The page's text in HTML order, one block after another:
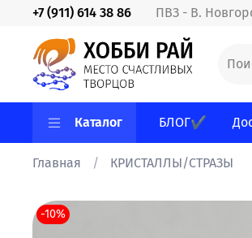
ПВЗ - В.
+7 (911) 614 38 86
Каталог БЛОГ✔
Главная КРИСТАЛЛЫ/СТРАЗЫ
-10%